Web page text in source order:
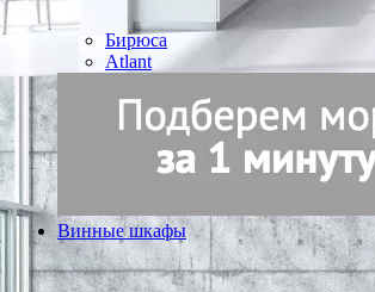
Бирюса
Atlant
Винные шкафы